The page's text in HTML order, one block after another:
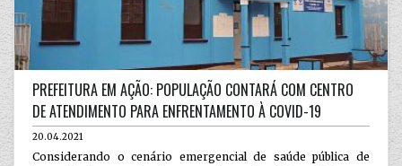
PREFEITURA EM AÇÃO: POPULAÇÃO CONTARÁ COM CENTRO
DE ATENDIMENTO PARA ENFRENTAMENTO À COVID-19
20.04.2021
Considerando o cenário emergencial de saúde pública de